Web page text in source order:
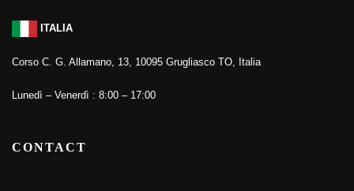
ITALIA
Corso C. G. Allamano, 13, 10095 Grugliasco TO, Italia
Lunedì – Venerdì : 8:00 – 17:00
CONTACT